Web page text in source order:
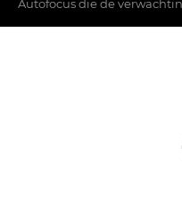
Autofocus die de